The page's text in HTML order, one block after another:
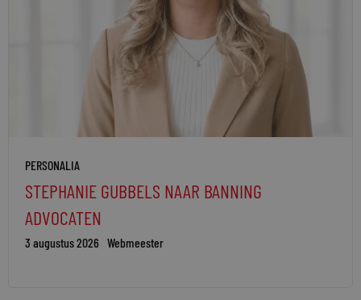
PERSONALIA
STEPHANIE GUBBELS NAAR BANNING
ADVOCATEN
3 augustus 2026 Webmeester